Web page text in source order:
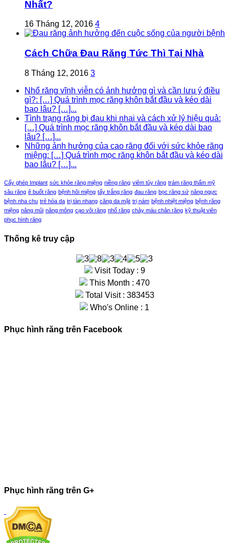
Nhất?
16 Tháng 12, 2016 4
Cách Chữa Đau Răng Tức Thì Tại Nhà
8 Tháng 12, 2016 3
Nhổ răng vĩnh viễn có ảnh hưởng gì và cần lưu ý điều
gì?: […] Quá trình mọc răng khôn bắt đầu và kéo dài
bao lâu? […]...
Tình trạng răng bị đau khi nhai và cách xử lý hiệu quả:
[…] Quá trình mọc răng khôn bắt đầu và kéo dài bao
lâu? […]...
Những ảnh hưởng của cao răng đối với sức khỏe răng
miệng: […] Quá trình mọc răng khôn bắt đầu và kéo dài
bao lâu? […]...
Cấy ghép Implant sức khỏe răng miệng niềng răng viêm tủy răng trám răng thẩm mỹ
sâu răng ê buốt răng bệnh hôi miệng tẩy trắng răng đau răng bọc răng sứ nâng ngực
bệnh nha chu trẻ hóa da trị tàn nhang căng da mặt trị nám bệnh nhiệt miệng bệnh răng
miệng nâng mũi nâng mông cạo vôi răng nhổ răng chảy máu chân răng kỹ thuật viên
phục hình răng
Thống kê truy cập
Visit Today : 9
This Month : 470
Total Visit : 383453
Who's Online : 1
Phục hình răng trên Facebook
Phục hình răng trên G+